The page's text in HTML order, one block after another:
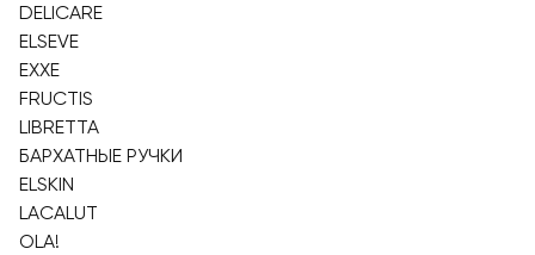
DELICARE
ELSEVE
EXXE
FRUCTIS
LIBRETTA
БАРХАТНЫЕ РУЧКИ
ELSKIN
LACALUT
OLA!